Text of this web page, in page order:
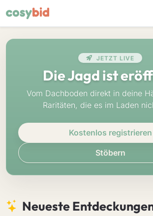
JETZT LIVE
Die Jagd ist
Vom Dachboden direkt in deine
Raritäten, die es im Laden
Kostenlos registrieren
Stöbern
Neueste